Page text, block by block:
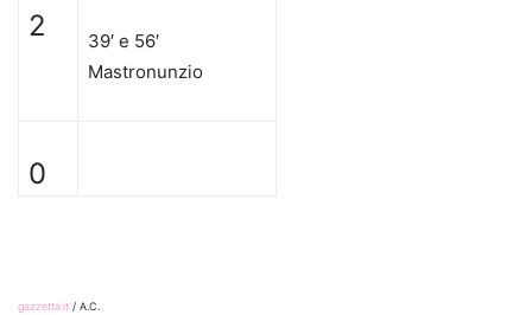
2
39′ e 56′
Mastronunzio
0
gazzetta.it / A.C.